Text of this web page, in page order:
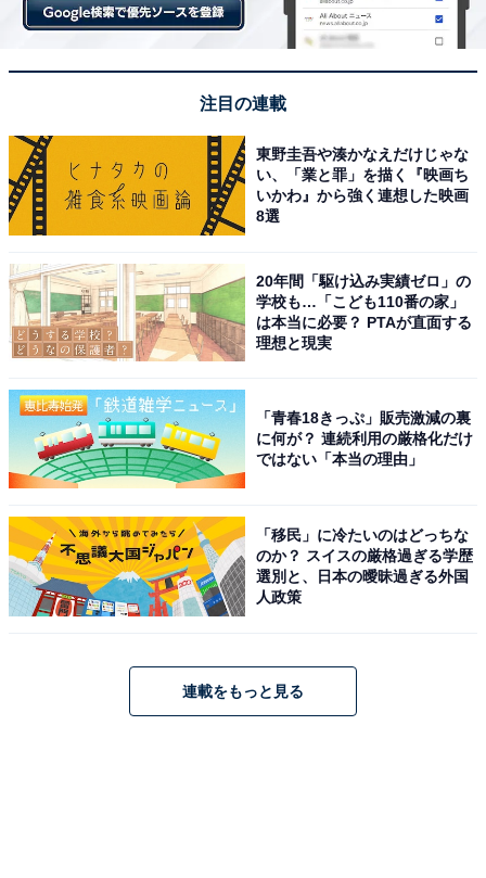
美食を満喫できる老舗旅館
由布院温泉 ゆふいん山水館（画像：「由布院温泉 ゆふいん山水館」公式
Webサイトより）
「由布院温泉 ゆふいん山水館」は、創業100年を超える
歴史を持ち、由布岳を望む絶景が自慢の宿です。展望露
き、食事は地産地消にこだわったバイキングを楽しめま
す。併設の「ゆふいん麦酒館」では、ゆふいんビールの
注目の連載
東野圭吾や湊かなえだけじゃな
い、「業と罪」を描く『映画ち
いかわ』から強く連想した映画
8選
20年間「駆け込み実績ゼロ」の
学校も…「こども110番の家」
は本当に必要？ PTAが直面する
理想と現実
「青春18きっぷ」販売激減の裏
に何が？ 連続利用の厳格化だけ
ではない「本当の理由」
「移民」に冷たいのはどっちな
のか？ スイスの厳格過ぎる学歴
選別と、日本の曖昧過ぎる外国
人政策
連載をもっと見る